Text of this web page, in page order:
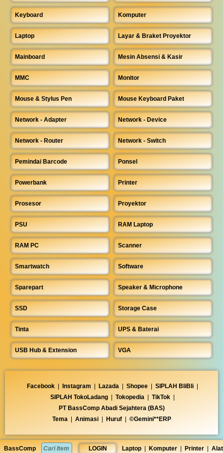
BassComp LOGIN Laptop Komputer Printer
Keyboard Komputer
Laptop Layar & Braket Proyektor
Mainboard Mesin Absensi & Kasir
MMC Monitor
Mouse & Stylus Pen Mouse Keyboard Paket
Network - Adapter Network - Device
Network - Router Network - Switch
Pemindai Barcode Ponsel
Powerbank Printer
Prosesor Proyektor
PSU RAM Laptop
RAM PC Scanner
Smartwatch Software
Sparepart Speaker & Microphone
SSD Storage Case
Tinta UPS & Baterai
USB Hub & Extension VGA
Facebook | Instagram | Lazada | Shopee | SIPLAH BliBli |
SIPLAH TokoLadang | Tokopedia | TikTok |
PT BassComp Abadi Sejahtera (BAS)
Tema | Animasi | Huruf | ©Gemini**ERP